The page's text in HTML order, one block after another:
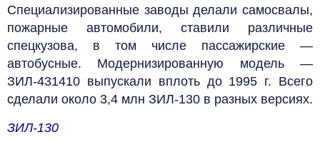
Специализированные заводы делали самосвалы,
пожарные автомобили, ставили различные
спецкузова, в том числе пассажирские —
автобусные. Модернизированную модель —
ЗИЛ-431410 выпускали вплоть до 1995 г. Всего
сделали около 3,4 млн ЗИЛ-130 в разных версиях.
ЗИЛ-130